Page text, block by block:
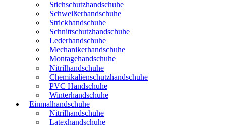
Stichschutzhandschuhe
Schweißerhandschuhe
Strickhandschuhe
Schnittschutzhandschuhe
Lederhandschuhe
Mechanikerhandschuhe
Montagehandschuhe
Nitrilhandschuhe
Chemikalienschutzhandschuhe
PVC Handschuhe
Winterhandschuhe
Einmalhandschuhe
Nitrilhandschuhe
Latexhandschuhe